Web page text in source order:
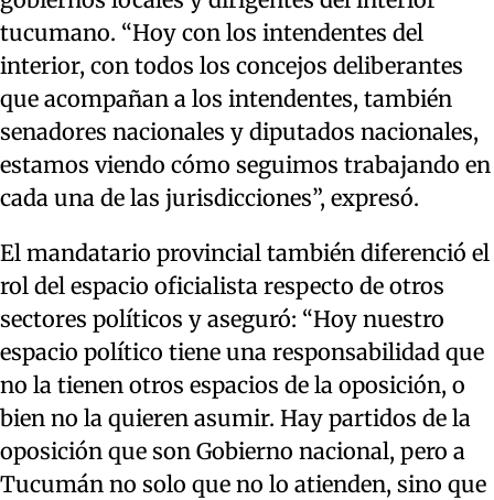
tucumano. “Hoy con los intendentes del
interior, con todos los concejos deliberantes
que acompañan a los intendentes, también
senadores nacionales y diputados nacionales,
estamos viendo cómo seguimos trabajando en
cada una de las jurisdicciones”, expresó.
El mandatario provincial también diferenció el
rol del espacio oficialista respecto de otros
sectores políticos y aseguró: “Hoy nuestro
espacio político tiene una responsabilidad que
no la tienen otros espacios de la oposición, o
bien no la quieren asumir. Hay partidos de la
oposición que son Gobierno nacional, pero a
Tucumán no solo que no lo atienden, sino que